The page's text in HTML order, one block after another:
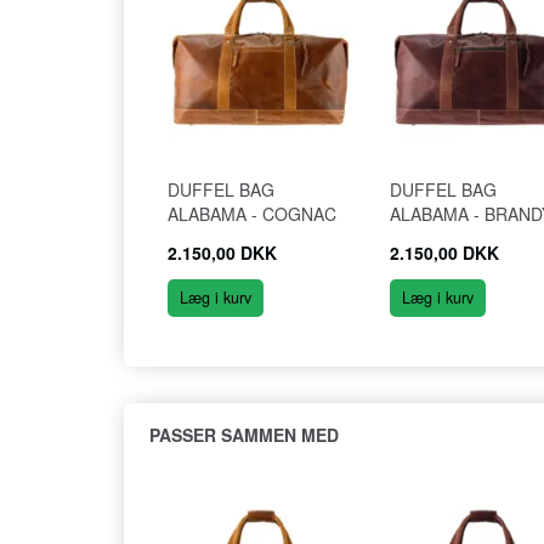
DUFFEL BAG
ALABAMA - COGNAC
2.150,00 DKK
Læg i kurv
DUFFEL BAG
ALABAMA -
2.150,00 DKK
Læg i kurv
PASSER SAMMEN MED